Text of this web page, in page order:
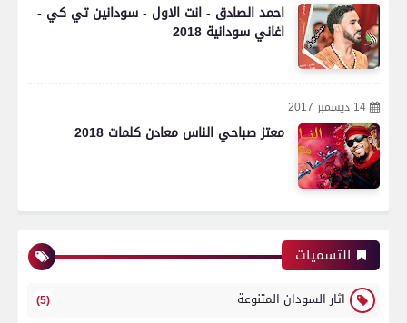
احمد الصادق - انت الاول - سودانين تي كي -
اغاني سودانية 2018
14 ديسمبر 2017
معتز صباحي الناس معادن كلمات 2018
التسميات
اثار السودان المتنوعة (5)